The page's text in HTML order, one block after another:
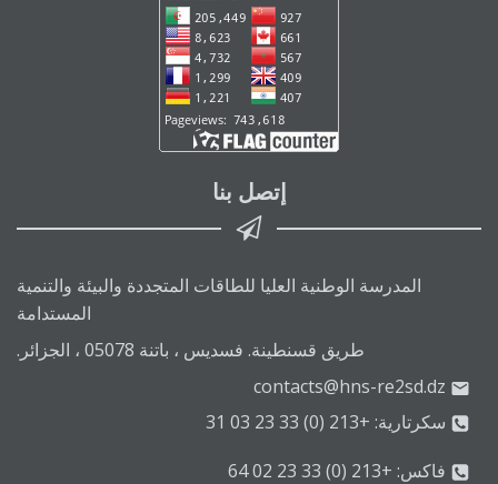
إتصل بنا
المدرسة الوطنية العليا للطاقات المتجددة والبيئة والتنمية
المستدامة
طريق قسنطينة. فسديس ، باتنة 05078 ، الجزائر.
contacts@hns-re2sd.dz
سكرتارية: +213 (0) 33 23 03 31
فاكس: +213 (0) 33 23 02 64